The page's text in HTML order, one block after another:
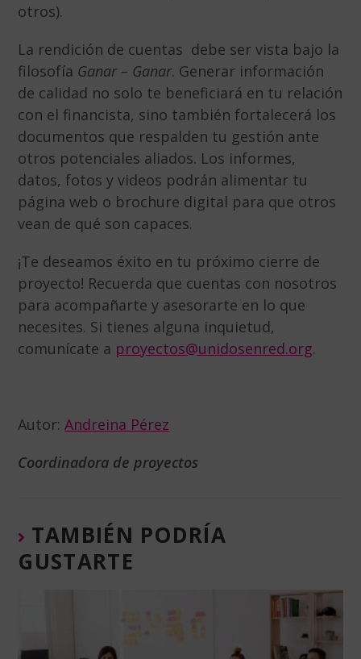
otros).
La rendición de cuentas debe ser vista bajo la
filosofía Ganar – Ganar. Generar información
de calidad no solo te beneficiará en tu relación
con el financista, sino también fortalecerá los
documentos que respalden tu gestión ante
otros potenciales aliados. Los informes,
datos, fotos y videos podrán alimentar tu
página web o brochure digital para que otros
vean de qué son capaces.
¡Te deseamos éxito en tu próximo cierre de
proyecto! Recuerda que cuentas con nosotros
para acompañarte y asesorarte en lo que
necesites. Si tienes alguna inquietud,
comunícate a proyectos@unidosenred.org.
Autor:Andreina Pérez
Coordinadora de proyectos
TAMBIÉN PODRÍA
GUSTARTE